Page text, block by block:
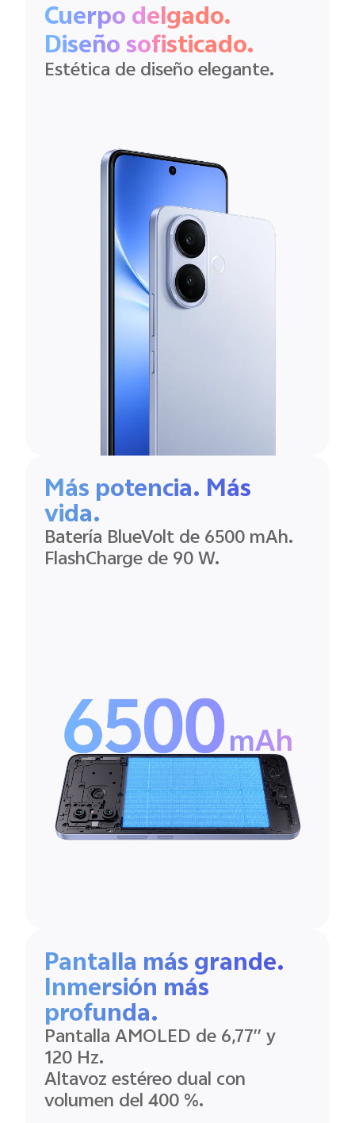
Cuerpo delgado.
Diseño sofisticado.
Estética de diseño elegante.
Más potencia. Más
vida.
Batería BlueVolt de 6500 mAh.
FlashCharge de 90 W.
Pantalla más grande.
Inmersión más
profunda.
Pantalla AMOLED de 6,77′′ y
120 Hz.
Altavoz estéreo dual con
volumen del 400 %.